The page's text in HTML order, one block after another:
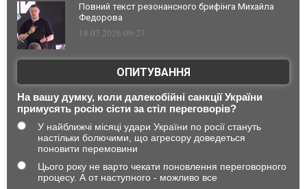
Повний текст резонансного брифінга Михайла
Федорова
18.07.2026 09:27
ОПИТУВАННЯ
На вашу думку, коли далекобійні санкції України
примусять росію сісти за стіл переговорів?
У найближчі місяці удари України по росії стануть
настільки болючими, що агресору доведеться
поновити перемовини
Цього року не варто чекати поновлення переговорного
процесу. А от наступного - можливо все